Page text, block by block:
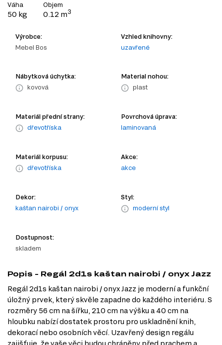
Váha
50 kg
Objem
0.12 m3
Výrobce:
Mebel Bos
Vzhled knihovny:
uzavřené
Nábytková úchytka:
kovová
Material nohou:
plast
Materiál přední strany:
dřevotříska
Povrchová úprava:
laminovaná
Materiál korpusu:
dřevotříska
Akce:
akce
Dekor:
kaštan nairobi / onyx
Styl:
moderní styl
Dostupnost:
skladem
Popis - Regál 2d1s kaštan nairobi / onyx Jazz
Regál 2d1s kaštan nairobi / onyx Jazz je moderní a funkční
úložný prvek, který skvěle zapadne do každého interiéru. S
rozměry 56 cm na šířku, 210 cm na výšku a 40 cm na
hloubku nabízí dostatek prostoru pro uskladnění knih,
dekorací nebo osobních věcí. Uzavřený design regálu
zajišťuje, že vaše věci budou chráněny před prachem a